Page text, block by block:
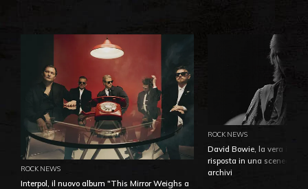
ROCK NEWS
Interpol, il nuovo album "This Mirror Weighs a
ROCK NEWS
David Bowie, la vera
risposta in una
archivi